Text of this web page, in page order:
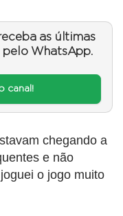
as últimas
pelo WhatsApp.
canal!
chegando a
e não
o jogo muito